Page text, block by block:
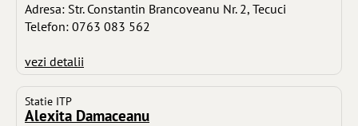
Adresa: Str. Constantin Brancoveanu Nr. 2, Tecuci
Telefon: 0763 083 562
vezi detalii
Statie ITP
Alexita Damaceanu